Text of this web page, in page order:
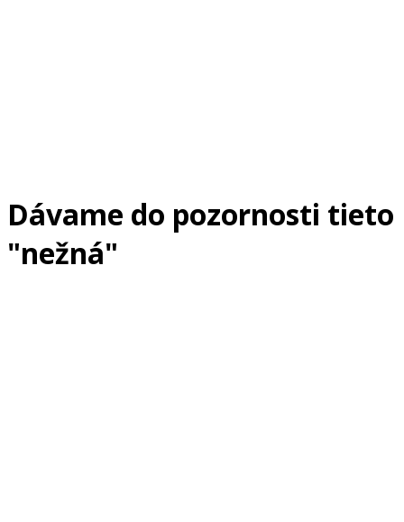
Dávame do pozornosti tieto
"nežná"